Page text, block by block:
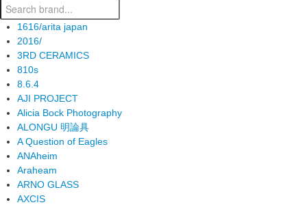
1616/arita japan
2016/
3RD CERAMICS
810s
8.6.4
AJI PROJECT
Alicia Bock Photography
ALONGU 明論具
A Question of Eagles
ANAheim
Araheam
ARNO GLASS
AXCIS